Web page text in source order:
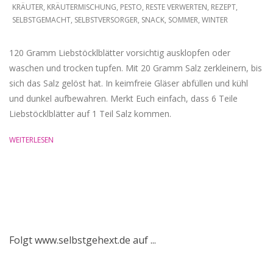
16
KRÄUTER, KRÄUTERMISCHUNG, PESTO, RESTE VERWERTEN, REZEPT,
SELBSTGEMACHT, SELBSTVERSORGER, SNACK, SOMMER, WINTER
120 Gramm Liebstöcklblätter vorsichtig ausklopfen oder
waschen und trocken tupfen. Mit 20 Gramm Salz zerkleinern, bis
sich das Salz gelöst hat. In keimfreie Gläser abfüllen und kühl
und dunkel aufbewahren. Merkt Euch einfach, dass 6 Teile
Liebstöcklblätter auf 1 Teil Salz kommen.
WEITERLESEN
Folgt www.selbstgehext.de auf ...